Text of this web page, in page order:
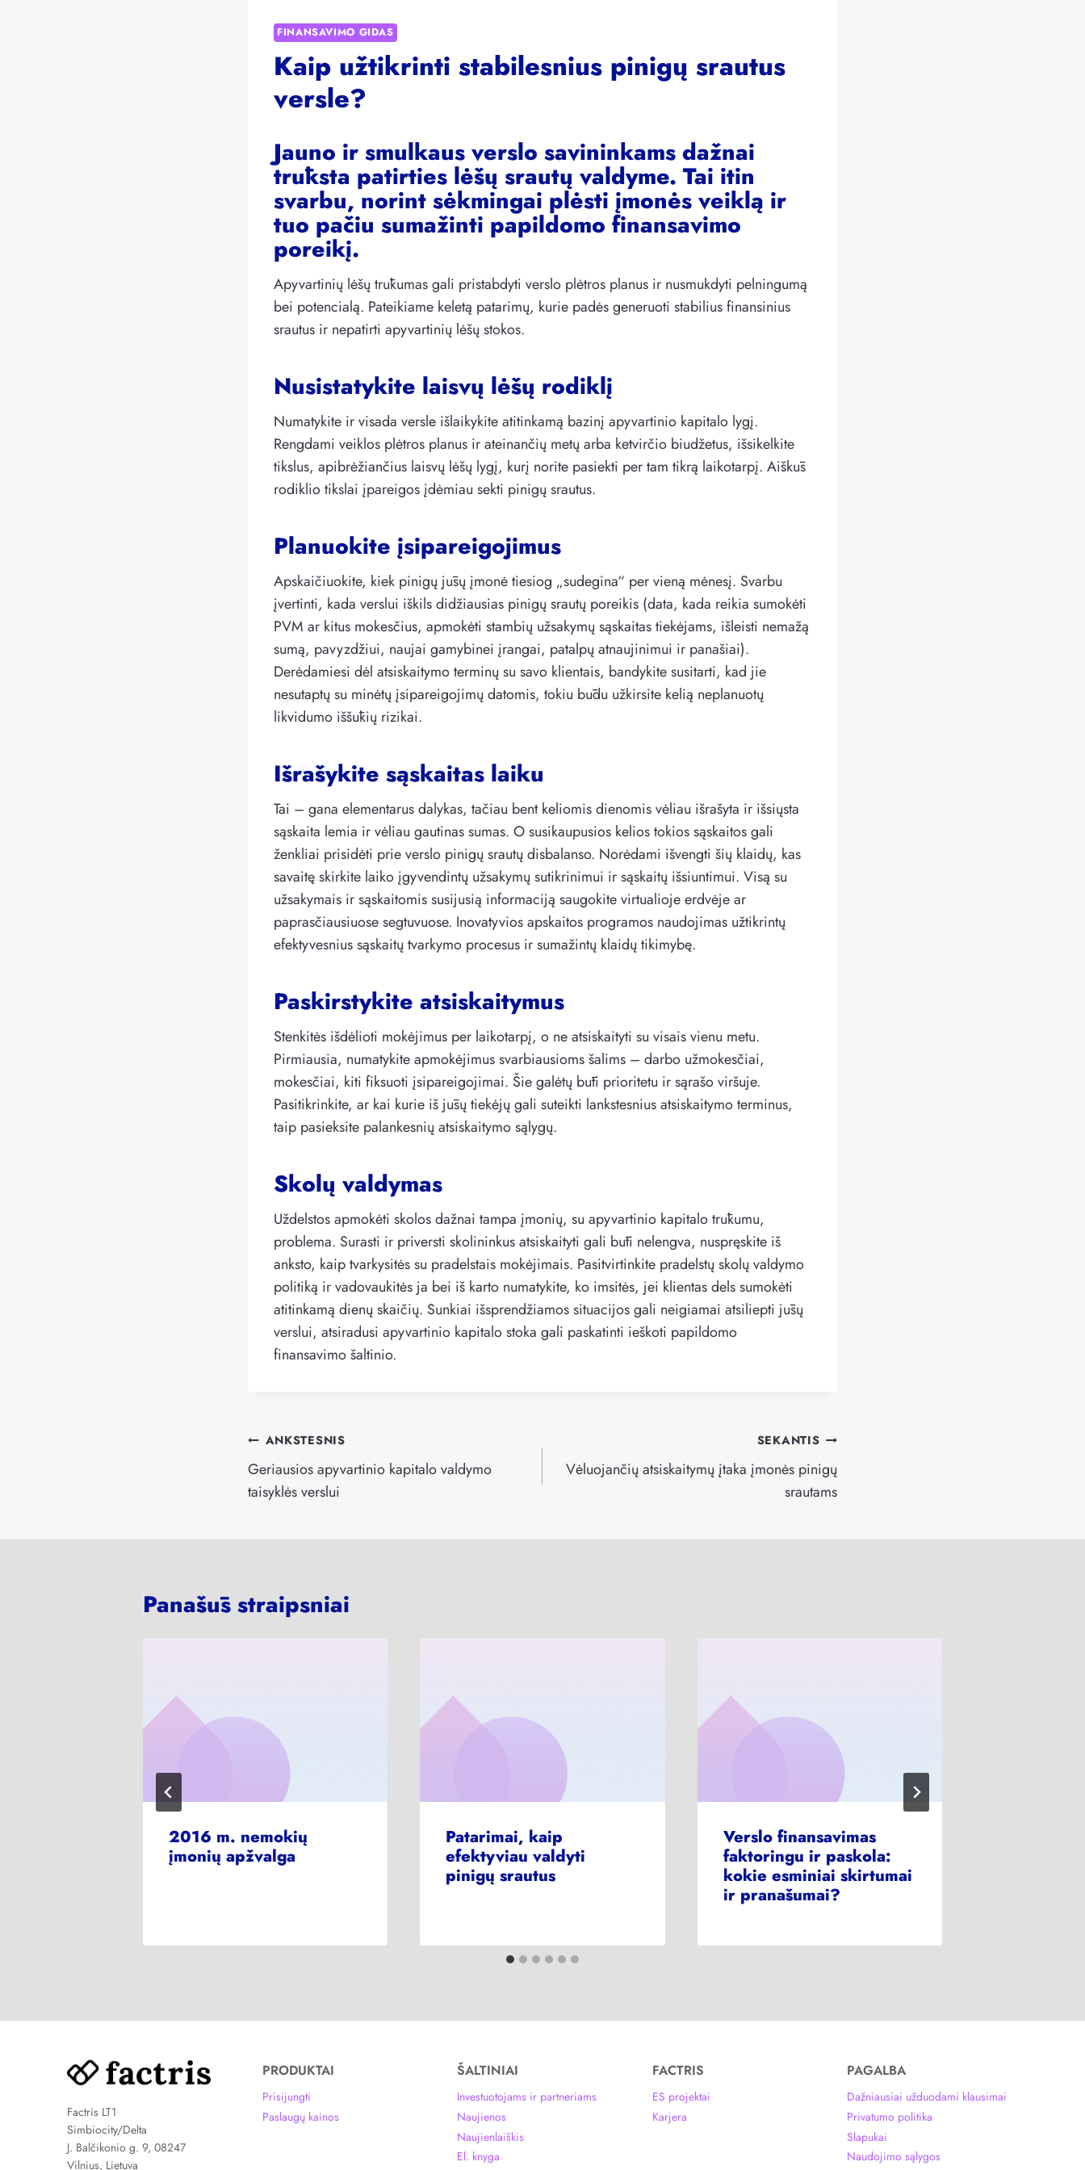
FINANSAVIMO GIDAS
Kaip užtikrinti stabilesnius pinigų srautus
versle?
Jauno ir smulkaus verslo savininkams dažnai
trūksta patirties lėšų srautų valdyme. Tai itin
svarbu, norint sėkmingai plėsti įmonės veiklą ir
tuo pačiu sumažinti papildomo finansavimo
poreikį.
Apyvartinių lėšų trūkumas gali pristabdyti verslo plėtros planus ir nusmukdyti pelningumą
bei potencialą. Pateikiame keletą patarimų, kurie padės generuoti stabilius finansinius
srautus ir nepatirti apyvartinių lėšų stokos.
Nusistatykite laisvų lėšų rodiklį
Numatykite ir visada versle išlaikykite atitinkamą bazinį apyvartinio kapitalo lygį.
Rengdami veiklos plėtros planus ir ateinančių metų arba ketvirčio biudžetus, išsikelkite
tikslus, apibrėžiančius laisvų lėšų lygį, kurį norite pasiekti per tam tikrą laikotarpį. Aiškūs
rodiklio tikslai įpareigos įdėmiau sekti pinigų srautus.
Planuokite įsipareigojimus
Apskaičiuokite, kiek pinigų jūsų įmonė tiesiog „sudegina“ per vieną mėnesį. Svarbu
įvertinti, kada verslui iškils didžiausias pinigų srautų poreikis (data, kada reikia sumokėti
PVM ar kitus mokesčius, apmokėti stambių užsakymų sąskaitas tiekėjams, išleisti nemažą
sumą, pavyzdžiui, naujai gamybinei įrangai, patalpų atnaujinimui ir panašiai).
Derėdamiesi dėl atsiskaitymo terminų su savo klientais, bandykite susitarti, kad jie
nesutaptų su minėtų įsipareigojimų datomis, tokiu būdu užkirsite kelią neplanuotų
likvidumo iššūkių rizikai.
Išrašykite sąskaitas laiku
Tai – gana elementarus dalykas, tačiau bent keliomis dienomis vėliau išrašyta ir išsiųsta
sąskaita lemia ir vėliau gautinas sumas. O susikaupusios kelios tokios sąskaitos gali
ženkliai prisidėti prie verslo pinigų srautų disbalanso. Norėdami išvengti šių klaidų, kas
savaitę skirkite laiko įgyvendintų užsakymų sutikrinimui ir sąskaitų išsiuntimui. Visą su
užsakymais ir sąskaitomis susijusią informaciją saugokite virtualioje erdvėje ar
paprasčiausiuose segtuvuose. Inovatyvios apskaitos programos naudojimas užtikrintų
efektyvesnius sąskaitų tvarkymo procesus ir sumažintų klaidų tikimybę.
Paskirstykite atsiskaitymus
Stenkitės išdėlioti mokėjimus per laikotarpį, o ne atsiskaityti su visais vienu metu.
Pirmiausia, numatykite apmokėjimus svarbiausioms šalims – darbo užmokesčiai,
mokesčiai, kiti fiksuoti įsipareigojimai. Šie galėtų būti prioritetu ir sąrašo viršuje.
Pasitikrinkite, ar kai kurie iš jūsų tiekėjų gali suteikti lankstesnius atsiskaitymo terminus,
taip pasieksite palankesnių atsiskaitymo sąlygų.
Skolų valdymas
Uždelstos apmokėti skolos dažnai tampa įmonių, su apyvartinio kapitalo trūkumu,
problema. Surasti ir priversti skolininkus atsiskaityti gali būti nelengva, nuspręskite iš
anksto, kaip tvarkysitės su pradelstais mokėjimais. Pasitvirtinkite pradelstų skolų valdymo
politiką ir vadovaukitės ja bei iš karto numatykite, ko imsitės, jei klientas dels sumokėti
atitinkamą dienų skaičių. Sunkiai išsprendžiamos situacijos gali neigiamai atsiliepti jūsų
verslui, atsiradusi apyvartinio kapitalo stoka gali paskatinti ieškoti papildomo
finansavimo šaltinio.
Navigacija
tarp
įrašų
ANKSTESNIS
Geriausios apyvartinio kapitalo valdymo
taisyklės verslui
SEKANTIS
Vėluojančių atsiskaitymų įtaka įmonės pinigų
srautams
Panašūs straipsniai
2016 m. nemokių
įmonių apžvalga
Patarimai, kaip
efektyviau valdyti
pinigų srautus
Verslo finansavimas
faktoringu ir paskola:
kokie esminiai skirtumai
ir pranašumai?
Factris LT1
Simbiocity/Delta
J. Balčikonio g. 9, 08247
Vilnius, Lietuva
PRODUKTAI
Prisijungti
Paslaugų kainos
ŠALTINIAI
Investuotojams ir partneriams
Naujienos
Naujienlaiškis
El. knyga
FACTRIS
ES projektai
Karjera
PAGALBA
Dažniausiai užduodami klausimai
Privatumo politika
Slapukai
Naudojimo sąlygos